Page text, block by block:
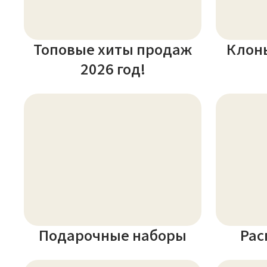
Топовые хиты продаж
2026 год!
Подарочные наборы